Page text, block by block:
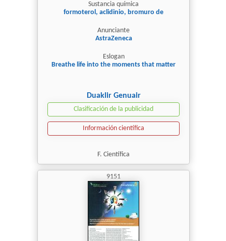
Sustancia química
formoterol, aclidinio, bromuro de
Anunciante
AstraZeneca
Eslogan
Breathe life into the moments that matter
Duaklir Genuair
Clasificación de la publicidad
Información científica
F. Científica
9151